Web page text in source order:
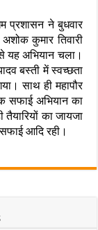
प्रशासन ने बुधवार
कुमार तिवारी
यह अभियान चला।
बस्ती में स्वच्छता
साथ ही महापौर
अभियान का
तैयारियों का जायजा
आदि रही।